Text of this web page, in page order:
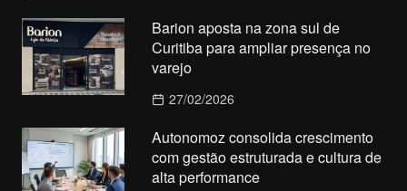
Barion aposta na zona sul de
Curitiba para ampliar presença no
varejo
27/02/2026
Autonomoz consolida crescimento
com gestão estruturada e cultura de
alta performance